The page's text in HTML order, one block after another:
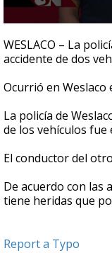
seconds
of
22
WESLACO – La
accidente de dos
Ocurrió en Weslaco
La policía de
de los vehículos fue
El conductor del
De acuerdo con las
tiene heridas que
Report a Typo